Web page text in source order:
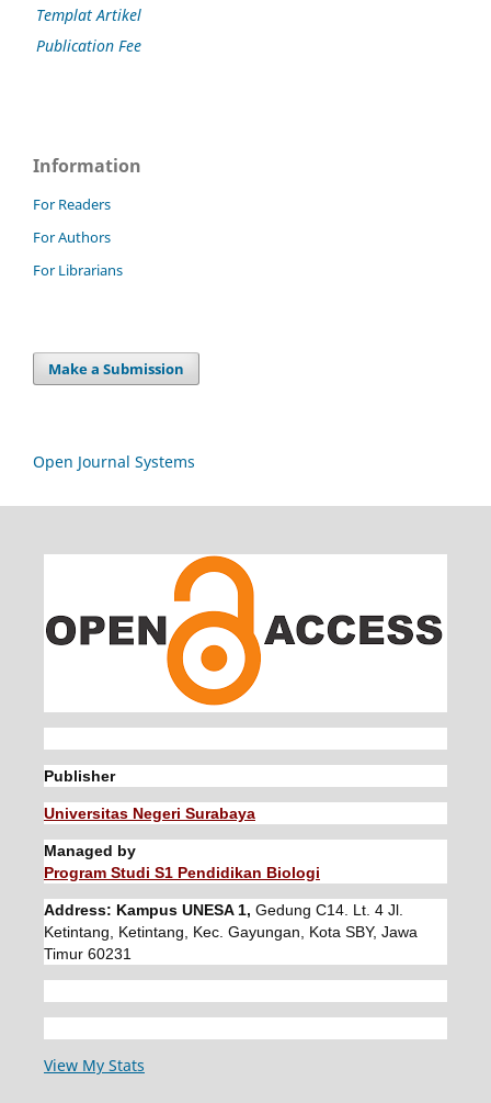
Templat Artikel
Publication Fee
Information
For Readers
For Authors
For Librarians
Make a Submission
Open Journal Systems
Publisher
Universitas Negeri Surabaya
Managed by
Program Studi S1 Pendidikan Biologi
Address: Kampus UNESA 1, Gedung C14. Lt. 4 Jl.
Ketintang, Ketintang, Kec. Gayungan, Kota SBY, Jawa
Timur 60231
View My Stats